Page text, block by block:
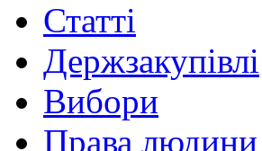
Статті
Держзакупівлі
Вибори
Права людини